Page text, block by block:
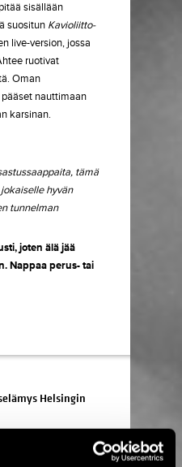
sisällään
suositun Kavioliitto-
live-version, jossa
ruotivat
Oman
nauttimaan
karsinan.
tämä
hyvän
tunnelman
joten älä jää
Nappaa perus- tai
Helsingin